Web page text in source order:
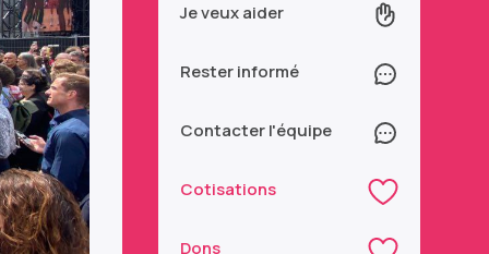
Je veux aider
Rester informé
Contacter l'équipe
Cotisations
Dons